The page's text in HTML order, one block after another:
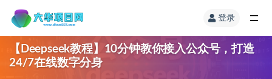
登录
【Deepseek教程】10分钟教你接入公众号，打造
24/7在线数字分身